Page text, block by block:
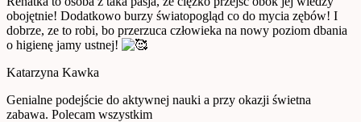
obojętnie! Dodatkowo burzy światopogląd co do mycia zębów! I
dobrze, ze to robi, bo przerzuca człowieka na nowy poziom dbania
o higienę jamy ustnej!
Katarzyna Kawka
Genialne podejście do aktywnej nauki a przy okazji świetna
zabawa. Polecam wszystkim